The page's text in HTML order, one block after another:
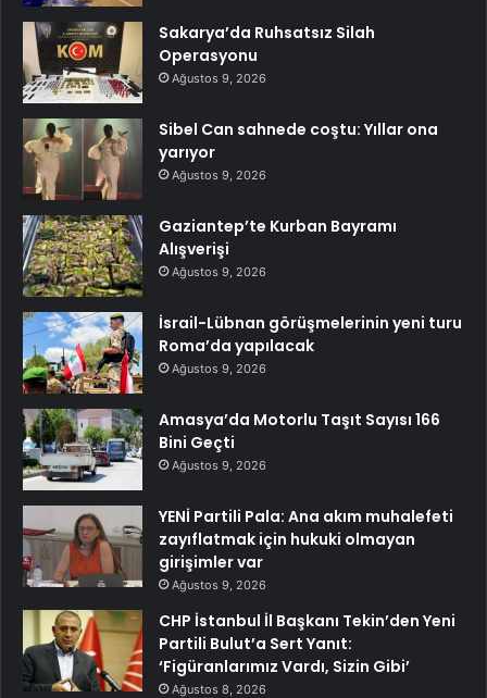
Sakarya’da Ruhsatsız Silah
Operasyonu
Ağustos 9, 2026
Sibel Can sahnede coştu: Yıllar ona
yarıyor
Ağustos 9, 2026
Gaziantep’te Kurban Bayramı
Alışverişi
Ağustos 9, 2026
İsrail-Lübnan görüşmelerinin yeni turu
Roma’da yapılacak
Ağustos 9, 2026
Amasya’da Motorlu Taşıt Sayısı 166
Bini Geçti
Ağustos 9, 2026
YENİ Partili Pala: Ana akım muhalefeti
zayıflatmak için hukuki olmayan
girişimler var
Ağustos 9, 2026
CHP İstanbul İl Başkanı Tekin’den Yeni
Partili Bulut’a Sert Yanıt:
‘Figüranlarımız Vardı, Sizin Gibi’
Ağustos 8, 2026